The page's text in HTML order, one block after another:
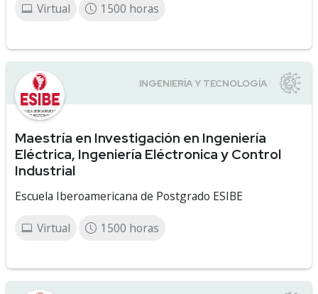
Virtual 1500 horas
Maestría en Investigación en Ingeniería
Eléctrica, Ingeniería Eléctronica y Control
Industrial
Escuela Iberoamericana de Postgrado ESIBE
Virtual 1500 horas